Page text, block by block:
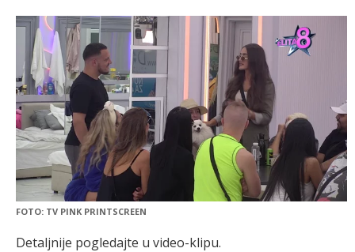
FOTO: TV PINK PRINTSCREEN
Detaljnije pogledajte u video-klipu.